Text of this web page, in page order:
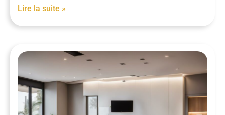
Lire la suite »